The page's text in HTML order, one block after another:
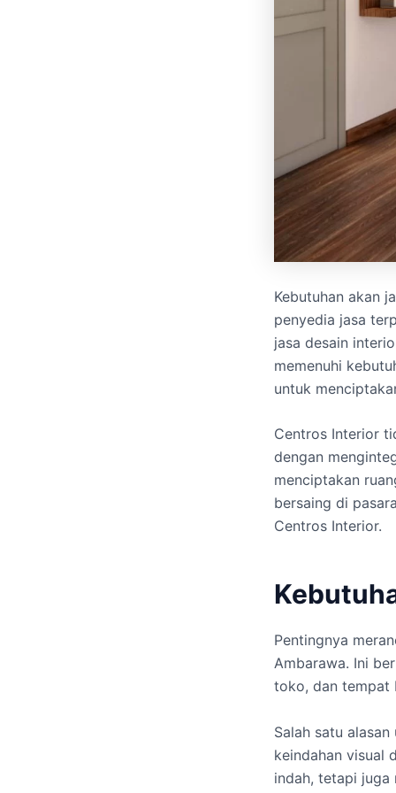
Kebutuhan akan
penyedia jasa
jasa desain
memenuhi
untuk
Centros Interior
dengan
menciptakan
bersaing di
Centros Interior.
Pentingnya
Ambarawa. Ini
toko, dan tempat
Salah satu
keindahan visual
indah, tetapi juga